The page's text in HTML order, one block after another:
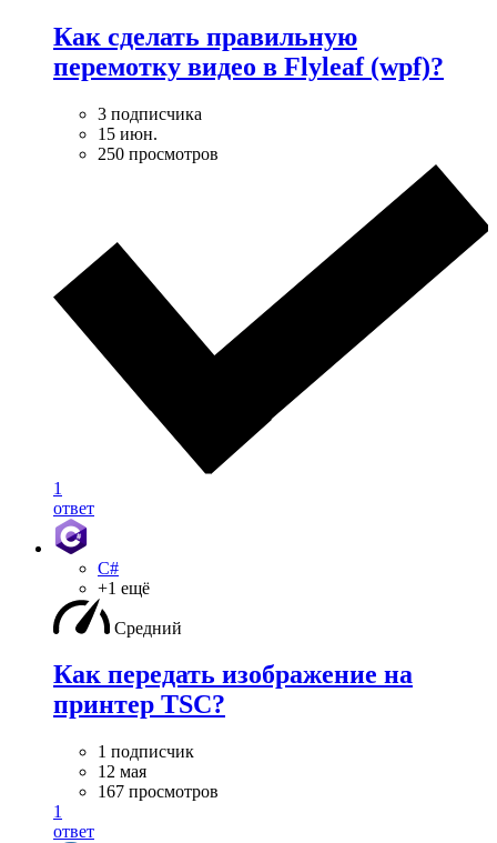
Как сделать правильную
перемотку видео в Flyleaf (wpf)?
3 подписчика
15 июн.
250 просмотров
1
ответ
C#
+1 ещё
Средний
Как передать изображение на
принтер TSC?
1 подписчик
12 мая
167 просмотров
1
ответ